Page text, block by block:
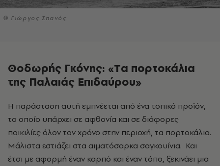
© Γιώργος Σπανός
Θοδωρής Γκόνης: «Tα πορτοκάλια
της Παλαιάς Επιδαύρου»
το οποίο υπάρχει σε αφθονία και σε διάφορες
ποικιλίες όλον τον χρόνο στην περιοχή, τα πορτοκάλια.
Μάλιστα εστιάζει στα αιματόσαρκα σαγκουίνια. Και
έτσι με αφορμή έναν καρπό και έναν τόπο, ξεκινάει μια